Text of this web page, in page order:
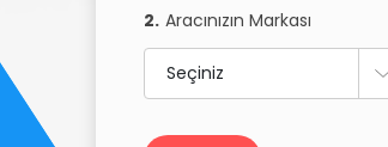
2. Aracınızın Markası